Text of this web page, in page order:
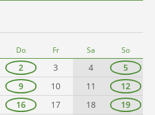
Do Fr Sa So
2 3 4
5
9 10 11
12
16 17 18
19